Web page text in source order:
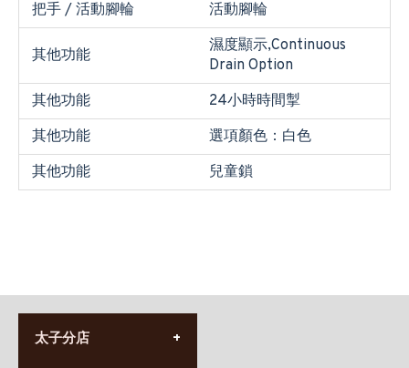
把手 / 活動腳輪 活動腳輪
其他功能
濕度顯⽰,Continuous
Drain Option
其他功能
24⼩時時間掣
其他功能
選項顏色：白色
其他功能
兒童鎖
太子分店